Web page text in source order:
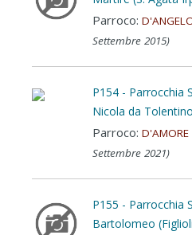
Parroco:
Settembre 2015)
P154 - Parrocchia
Nicola da
Parroco:
Settembre 2021)
P155 - Parrocchia
Bartolomeo